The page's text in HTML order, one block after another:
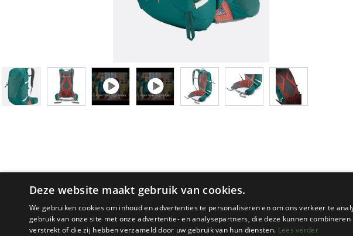
Deze website maakt gebruik van cookies.
We gebruiken cookies om inhoud en advertenties te personaliseren en om ons verkeer te
gebruik van onze site met onze advertentie- en analysepartners, die deze kunnen
verstrekt of die zij hebben verzameld door uw gebruik van hun diensten. Lees verder